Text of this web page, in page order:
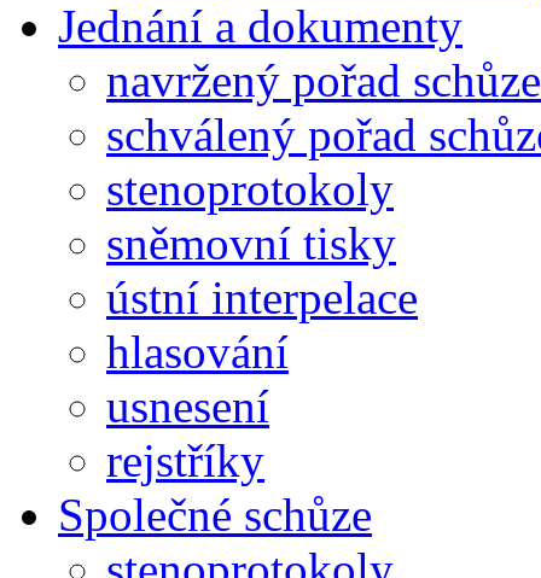
Jednání a dokumenty
navržený pořad schůze
schválený pořad
stenoprotokoly
sněmovní tisky
ústní interpelace
hlasování
usnesení
rejstříky
Společné schůze